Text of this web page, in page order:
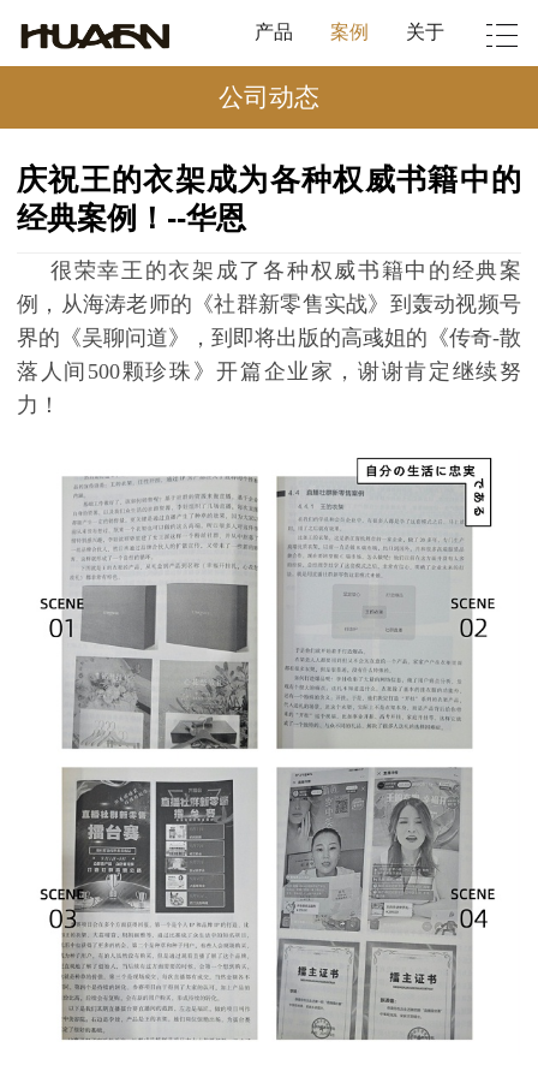
产品 案例 关于
公司动态
庆祝王的衣架成为各种权威书籍中的
经典案例！--华恩
很荣幸王的衣架成了各种权威书籍中的经典案
例，从海涛老师的《社群新零售实战》到轰动视频号
界的《吴聊问道》，到即将出版的高彧姐的《传奇-散
落人间 500颗珍珠》开篇企业家，谢谢肯定继续努
力！